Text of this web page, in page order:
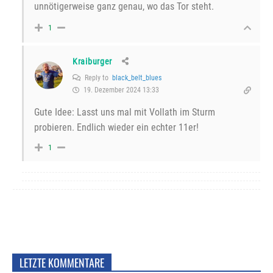
unnötigerweise ganz genau, wo das Tor steht.
1
Kraiburger
Reply to black_belt_blues
19. Dezember 2024 13:33
Gute Idee: Lasst uns mal mit Vollath im Sturm
probieren. Endlich wieder ein echter 11er!
1
LETZTE KOMMENTARE